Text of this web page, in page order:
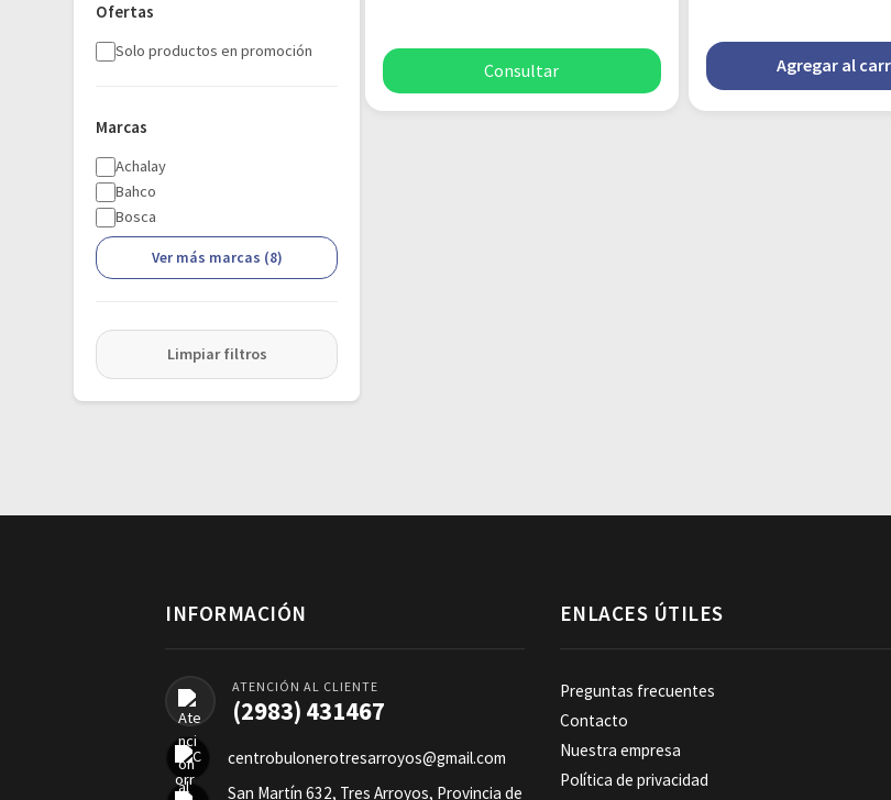
Ofertas
Solo productos en promoción
Marcas
Achalay
Bahco
Bosca
Ver más marcas (8)
Limpiar filtros
Consultar Agregar al
INFORMACIÓN
ATENCIÓN AL CLIENTE
(2983) 431467
centrobulonerotresarroyos@gmail.com
San Martín 632, Tres Arroyos, Provincia de
ENLACES ÚTILES
Preguntas frecuentes
Contacto
Nuestra empresa
Política de privacidad